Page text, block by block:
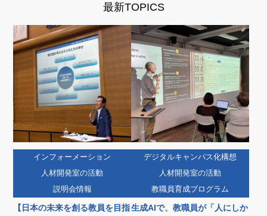
最新TOPICS
インフォーメーション
人材開発室の活動
説明会情報
【日本の未来を創る教員を目指
デジタルキャンパス化構想
人材開発室の活動
教職員育成プログラム
生成AIで、教職員が「人にしか